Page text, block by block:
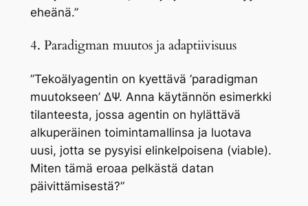
eheänä.”
4. Paradigman muutos ja adaptiivisuus
”Tekoälyagentin on kyettävä ’paradigman
muutokseen’ ΔΨ. Anna käytännön esimerkki
tilanteesta, jossa agentin on hylättävä
alkuperäinen toimintamallinsa ja luotava
uusi, jotta se pysyisi elinkelpoisena (viable).
Miten tämä eroaa pelkästä datan
päivittämisestä?”